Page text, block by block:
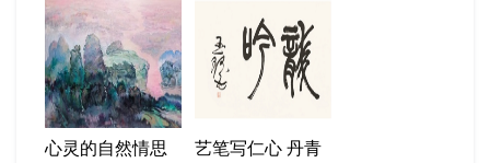
心灵的自然情思
艺笔写仁心 丹青